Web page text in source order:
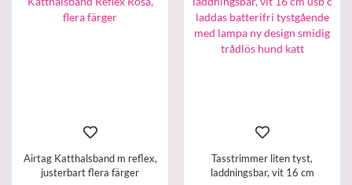
Airtag Katthalsband m reflex,
justerbart flera färger
Tasstrimmer liten tyst,
laddningsbar, vit 16 cm